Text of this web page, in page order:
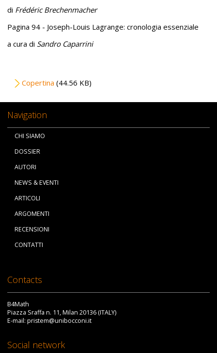
di Frédéric Brechenmacher
Pagina 94 - Joseph-Louis Lagrange: cronologia essenziale
a cura di Sandro Caparrini
File
Copertina (44.56 KB)
Navigation
CHI SIAMO
DOSSIER
AUTORI
NEWS & EVENTI
ARTICOLI
ARGOMENTI
RECENSIONI
CONTATTI
Contacts
B4Math
Piazza Sraffa n. 11, Milan 20136 (ITALY)
E-mail: pristem@unibocconi.it
Social network